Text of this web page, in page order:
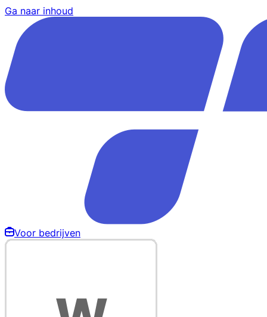
Ga naar inhoud
Voor bedrijven